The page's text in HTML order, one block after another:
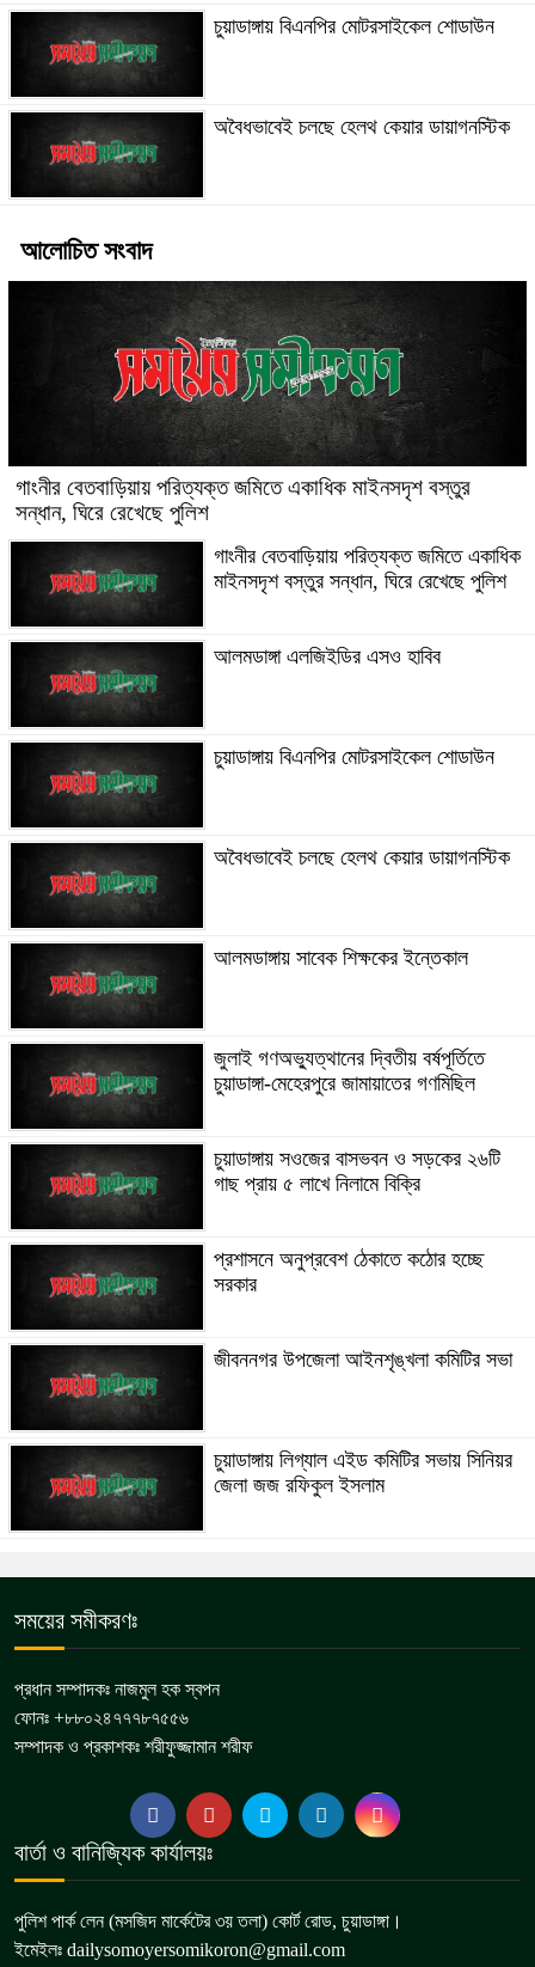
চুয়াডাঙ্গায় বিএনপির মোটরসাইকেল শোডাউন
অবৈধভাবেই চলছে হেলথ কেয়ার ডায়াগনস্টিক
আলোচিত সংবাদ
গাংনীর বেতবাড়িয়ায় পরিত্যক্ত জমিতে একাধিক মাইনসদৃশ বস্তুর
সন্ধান, ঘিরে রেখেছে পুলিশ
গাংনীর বেতবাড়িয়ায় পরিত্যক্ত জমিতে একাধিক
মাইনসদৃশ বস্তুর সন্ধান, ঘিরে রেখেছে পুলিশ
আলমডাঙ্গা এলজিইডির এসও হাবিব
চুয়াডাঙ্গায় বিএনপির মোটরসাইকেল শোডাউন
অবৈধভাবেই চলছে হেলথ কেয়ার ডায়াগনস্টিক
আলমডাঙ্গায় সাবেক শিক্ষকের ইন্তেকাল
জুলাই গণঅভ্যুত্থানের দ্বিতীয় বর্ষপূর্তিতে
চুয়াডাঙ্গা-মেহেরপুরে জামায়াতের গণমিছিল
চুয়াডাঙ্গায় সওজের বাসভবন ও সড়কের ২৬টি
গাছ প্রায় ৫ লাখে নিলামে বিক্রি
প্রশাসনে অনুপ্রবেশ ঠেকাতে কঠোর হচ্ছে
সরকার
জীবননগর উপজেলা আইনশৃঙ্খলা কমিটির সভা
চুয়াডাঙ্গায় লিগ্যাল এইড কমিটির সভায় সিনিয়র
জেলা জজ রফিকুল ইসলাম
সময়ের সমীকরণঃ
প্রধান সম্পাদকঃ নাজমুল হক স্বপন
ফোনঃ +৮৮০২৪৭৭৭৮৭৫৫৬
সম্পাদক ও প্রকাশকঃ শরীফুজ্জামান শরীফ
বার্তা ও বানিজ্যিক কার্যালয়ঃ
পুলিশ পার্ক লেন (মসজিদ মার্কেটের ৩য় তলা) কোর্ট রোড, চুয়াডাঙ্গা।
ইমেইলঃ dailysomoyersomikoron@gmail.com